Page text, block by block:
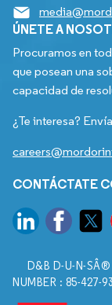
ÚNETE A
Procuramos en
que posean una
capacidad de
¿Te interesa?
CONTÁCTATE
D&B D-U-N-SÂ®
NUMBER : 85-427-